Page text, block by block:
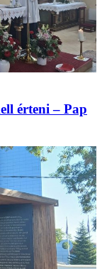
érteni – Pap